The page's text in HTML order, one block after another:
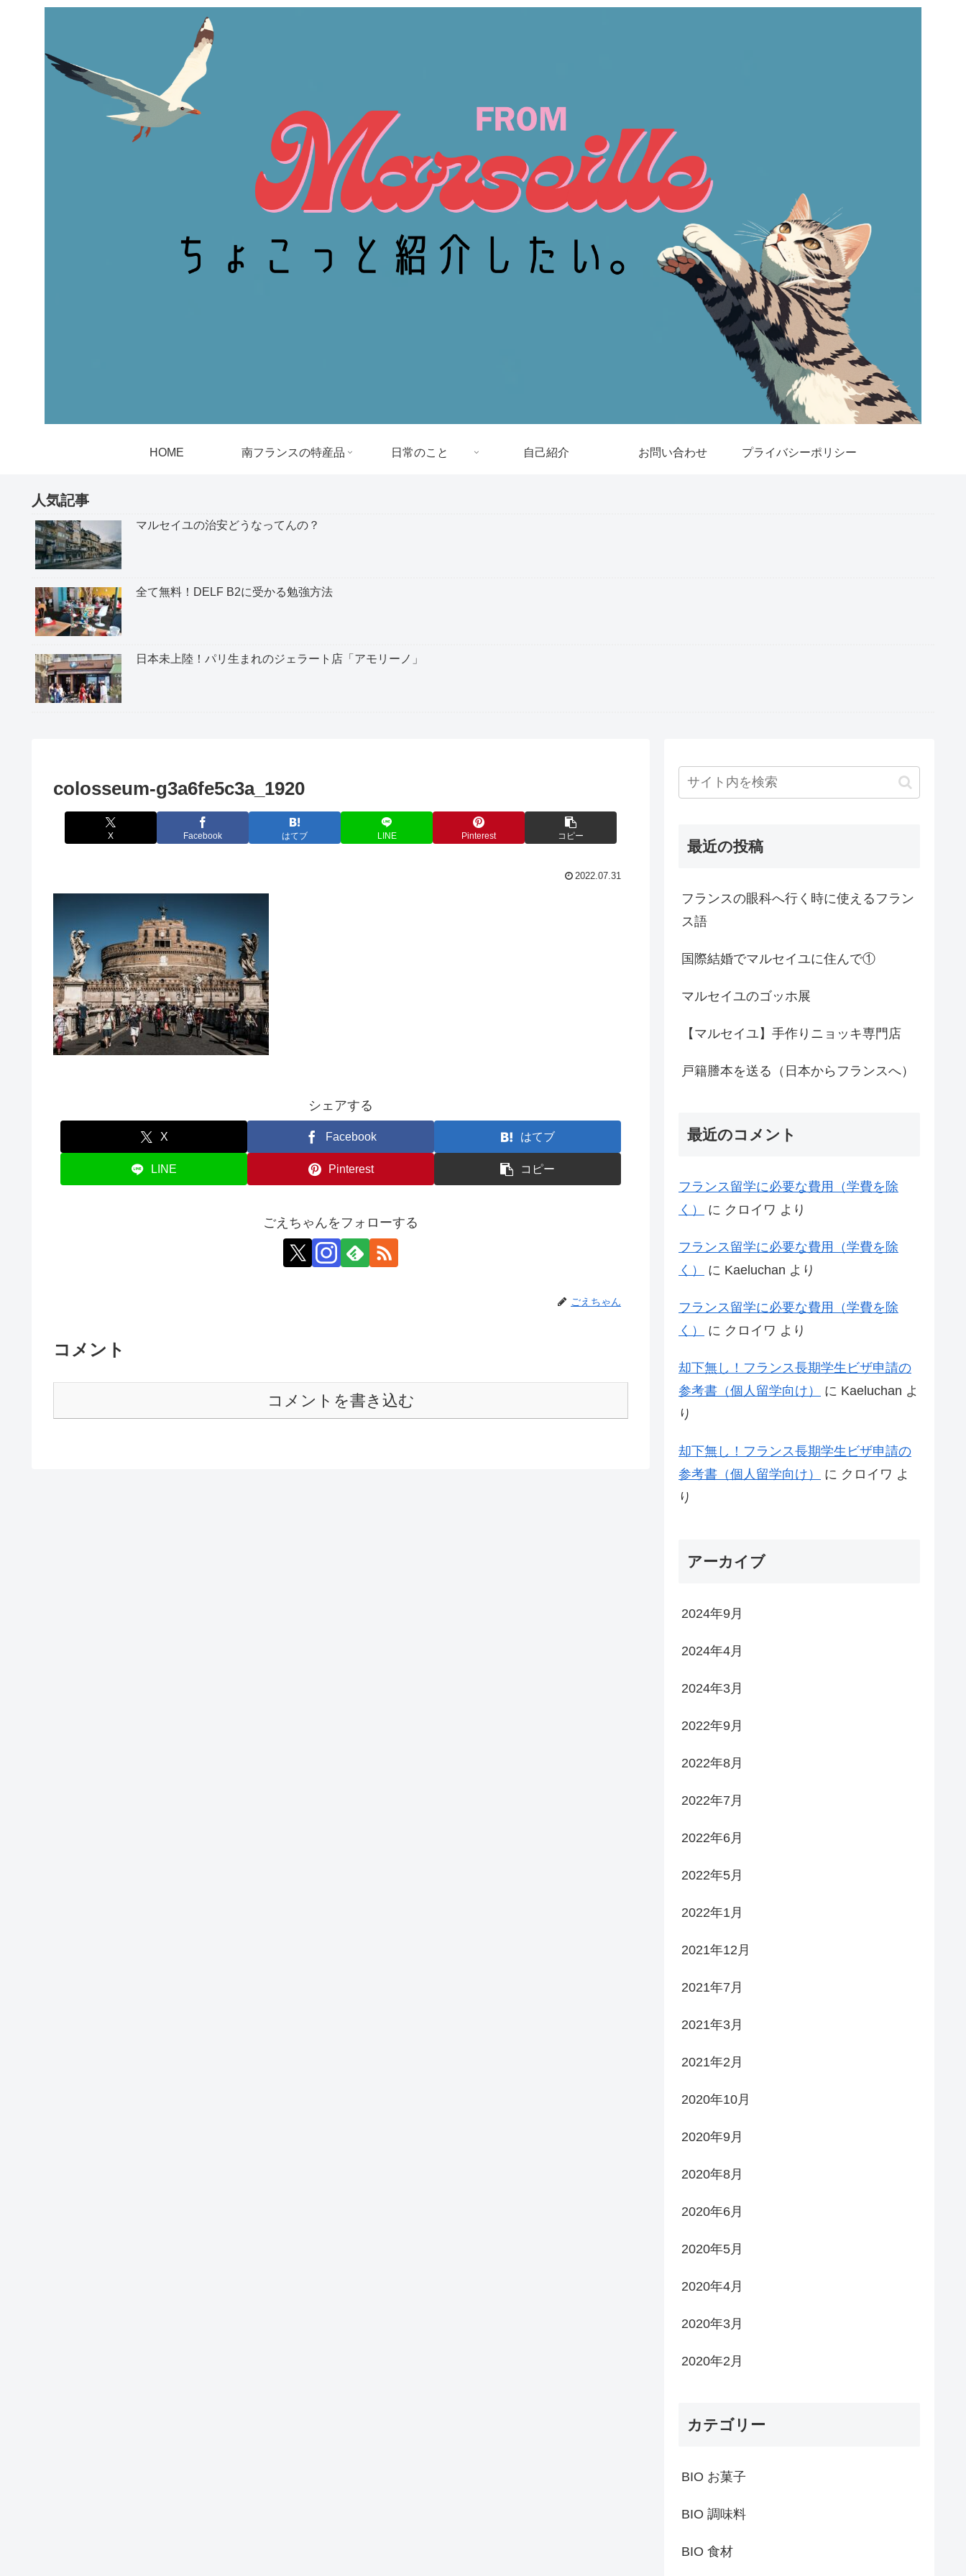
HOME 南フランスの特産品 日常のこと 自己紹介 お問い合わせ プライバシーポリシー
人気記事
マルセイユの治安どうなってんの？
全て無料！DELF B2に受かる勉強方法
日本未上陸！パリ生まれのジェラート店「アモリーノ」
colosseum-g3a6fe5c3a_1920
X Facebook はてブ LINE Pinterest コピー
2022.07.31
シェアする
X Facebook はてブ
LINE Pinterest コピー
ごえちゃんをフォローする
ごえちゃん
コメント
コメントを書き込む
最近の投稿
フランスの眼科へ行く時に使えるフラン
ス語
国際結婚でマルセイユに住んで①
マルセイユのゴッホ展
【マルセイユ】手作りニョッキ専門店
戸籍謄本を送る（日本からフランスへ）
最近のコメント
フランス留学に必要な費用（学費を除
く）
に クロイワ より
フランス留学に必要な費用（学費を除
く）
に Kaeluchan より
フランス留学に必要な費用（学費を除
く）
に クロイワ より
却下無し！フランス長期学生ビザ申請の
参考書（個人留学向け）
に Kaeluchan よ
り
却下無し！フランス長期学生ビザ申請の
参考書（個人留学向け）
に クロイワ よ
り
アーカイブ
2024年9月
2024年4月
2024年3月
2022年9月
2022年8月
2022年7月
2022年6月
2022年5月
2022年1月
2021年12月
2021年7月
2021年3月
2021年2月
2020年10月
2020年9月
2020年8月
2020年6月
2020年5月
2020年4月
2020年3月
2020年2月
カテゴリー
BIO お菓子
BIO 調味料
BIO 食材